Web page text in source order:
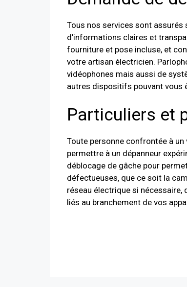
Tous nos services sont
d’informations claires et
fourniture et pose incluse, et
votre artisan électricien.
vidéophones mais aussi de
autres dispositifs pouvant vous
Particuliers et
Toute personne confrontée à
permettre à un dépanneur
déblocage de gâche pour
défectueuses, que ce soit la
réseau électrique si
liés au branchement de vos